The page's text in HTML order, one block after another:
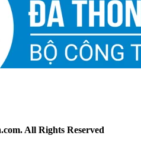
All Rights Reserved